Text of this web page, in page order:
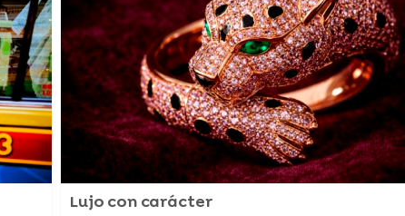
Lujo con carácter